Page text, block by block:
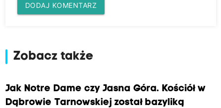
DODAJ KOMENTARZ
Zobacz także
Jak Notre Dame czy Jasna Góra. Kościół w
Dąbrowie Tarnowskiej został bazyliką